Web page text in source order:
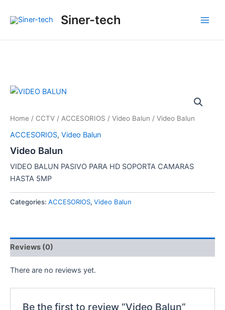
Siner-tech
Home / CCTV / ACCESORIOS / Video Balun / Video Balun
ACCESORIOS, Video Balun
Video Balun
VIDEO BALUN PASIVO PARA HD SOPORTA CAMARAS
HASTA 5MP
Categories: ACCESORIOS, Video Balun
Reviews (0)
There are no reviews yet.
Be the first to review “Video Balun”